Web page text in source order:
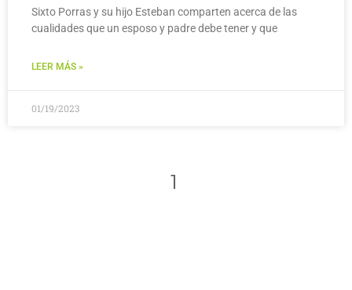
Sixto Porras y su hijo Esteban comparten acerca de las
cualidades que un esposo y padre debe tener y que
LEER MÁS »
01/19/2023